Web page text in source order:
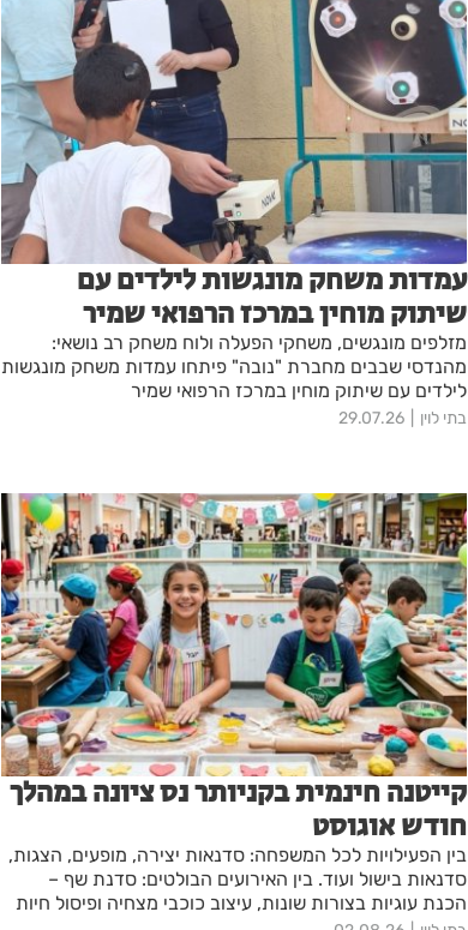
עמדות משחק מונגשות לילדים עם
שיתוק מוחין במרכז הרפואי שמיר
מזלפים מונגשים, משחקי הפעלה ולוח משחק רב נושאי:
מהנדסי שבבים מחברת "נובה" פיתחו עמדות משחק מונגשות
לילדים עם שיתוק מוחין במרכז הרפואי שמיר
בתי לוין 29.07.26
קייטנה חינמית בקניותר נס ציונה במהלך
חודש אוגוסט
בין הפעילויות לכל המשפחה: סדנאות יצירה, מופעים, הצגות,
סדנאות בישול ועוד. בין האירועים הבולטים: סדנת שף –
הכנת עוגיות בצורות שונות, עיצוב כוכבי מצחיה ופיסול חיות